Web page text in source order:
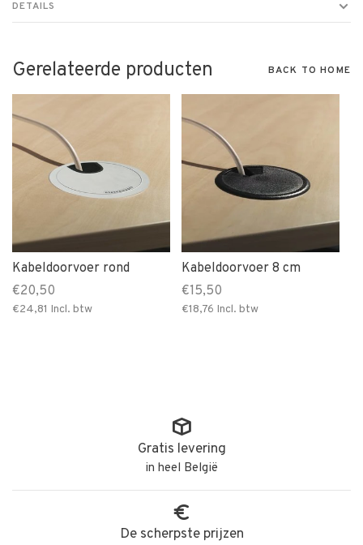
DETAILS
Gerelateerde producten BACK TO HOME
Kabeldoorvoer rond
€20,50
€24,81 Incl. btw
Kabeldoorvoer 8 cm
€15,50
€18,76 Incl. btw
Gratis levering
in heel België
De scherpste prijzen